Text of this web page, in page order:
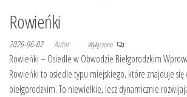
Rowieńki
2026-06-02 Autor Wyłączono
Rowieńki – Osiedle w Obwodzie Biełgorodzkim
Rowieńki to osiedle typu miejskiego, które znajduje się
biełgorodzkim. To niewielkie, lecz dynamicznie